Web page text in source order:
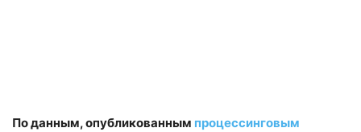
По данным, опубликованным процессинговым